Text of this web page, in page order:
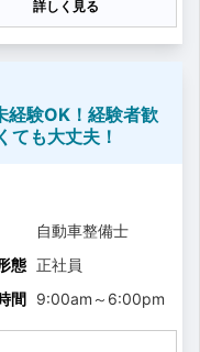
詳しく見る
験OK！経験者歓
ても大丈夫！
自動車整備士
態 正社員
間 9:00am ～ 6:00pm